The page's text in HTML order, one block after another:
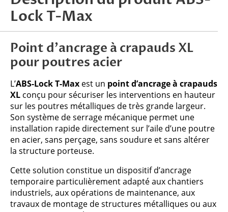
Lock T-Max
Point d’ancrage à crapauds XL
pour poutres acier
L’ABS-Lock T-Max est un point d’ancrage à crapauds
XL conçu pour sécuriser les interventions en hauteur
sur les poutres métalliques de très grande largeur.
Son système de serrage mécanique permet une
installation rapide directement sur l’aile d’une poutre
en acier, sans perçage, sans soudure et sans altérer
la structure porteuse.
Cette solution constitue un dispositif d’ancrage
temporaire particulièrement adapté aux chantiers
industriels, aux opérations de maintenance, aux
travaux de montage de structures métalliques ou aux